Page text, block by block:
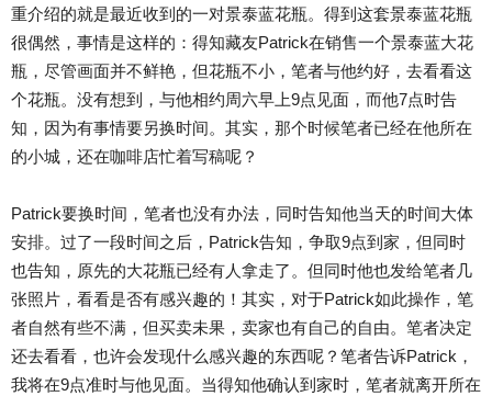
重介绍的就是最近收到的一对景泰蓝花瓶。得到这套景泰蓝花瓶
很偶然，事情是这样的：得知藏友Patrick在销售一个景泰蓝大花
瓶，尽管画面并不鲜艳，但花瓶不小，笔者与他约好，去看看这
个花瓶。没有想到，与他相约周六早上9点见面，而他7点时告
知，因为有事情要另换时间。其实，那个时候笔者已经在他所在
的小城，还在咖啡店忙着写稿呢？
Patrick要换时间，笔者也没有办法，同时告知他当天的时间大体
安排。过了一段时间之后，Patrick告知，争取9点到家，但同时
也告知，原先的大花瓶已经有人拿走了。但同时他也发给笔者几
张照片，看看是否有感兴趣的！其实，对于Patrick如此操作，笔
者自然有些不满，但买卖未果，卖家也有自己的自由。笔者决定
还去看看，也许会发现什么感兴趣的东西呢？笔者告诉Patrick，
我将在9点准时与他见面。当得知他确认到家时，笔者就离开所在